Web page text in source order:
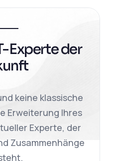
Experte der
keine klassische
Erweiterung Ihres
Experte, der
Zusammenhänge